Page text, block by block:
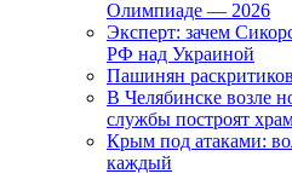
Олимпиаде — 2026
Эксперт: зачем
РФ над Украиной
Пашинян
В Челябинске возле
службы построят
Крым под атаками:
каждый